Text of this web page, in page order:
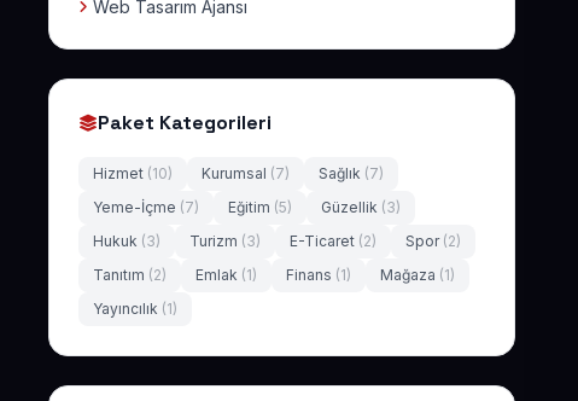
Web Tasarım Ajansı
Paket Kategorileri
Hizmet (10) Kurumsal (7) Sağlık (7)
Yeme-İçme (7) Eğitim (5) Güzellik (3)
Hukuk (3) Turizm (3) E-Ticaret (2) Spor (2)
Tanıtım (2) Emlak (1) Finans (1) Mağaza (1)
Yayıncılık (1)